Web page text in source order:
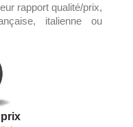
rapport qualité/prix,
italienne ou